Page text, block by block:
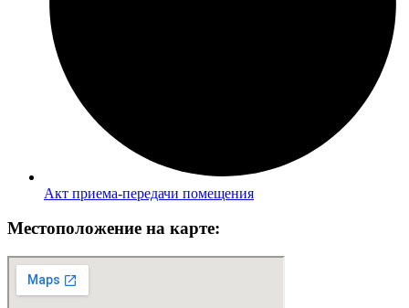
Акт приема-передачи помещения
Местоположение на карте: